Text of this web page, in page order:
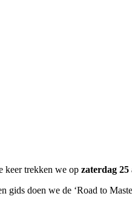
keer trekken we op zaterdag
gids doen we de ‘Road to